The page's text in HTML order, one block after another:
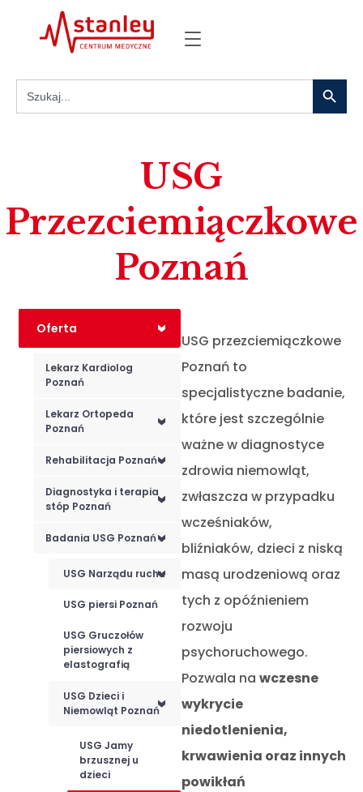
Search
for:
USG
Przezciemiączkowe
Poznań
<
Oferta
Lekarz Kardiolog
Poznań
<
Lekarz Ortopeda
Poznań
<
Rehabilitacja Poznań
<
Diagnostyka i terapia
stóp Poznań
<
Badania USG Poznań
<
USG Narządu ruchu
USG piersi Poznań
USG Gruczołów
piersiowych z
elastografią
<
USG Dzieci i
Niemowląt Poznań
USG Jamy
brzusznej u
dzieci
USG przezciemiączkowe
Poznań to
specjalistyczne badanie,
które jest szczególnie
ważne w diagnostyce
zdrowia niemowląt,
zwłaszcza w przypadku
wcześniaków,
bliźniaków, dzieci z niską
masą urodzeniową oraz
tych z opóźnieniem
rozwoju
psychoruchowego.
Pozwala na wczesne
wykrycie
niedotlenienia,
krwawienia oraz innych
powikłań